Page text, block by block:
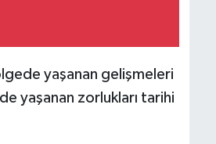
yaşanan gelişmeleri
yaşanan zorlukları tarihi